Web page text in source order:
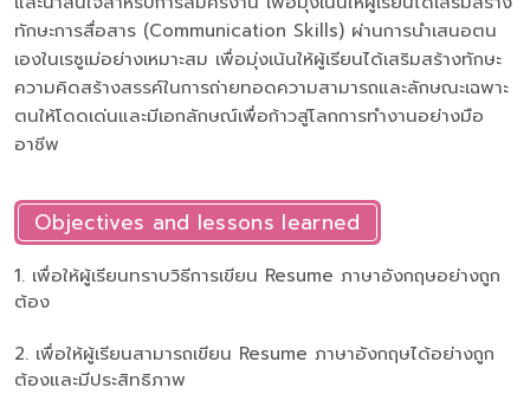
ทักษะการสื่อสาร (Communication Skills) ผ่านการนำเสนอตน
เองในเรซูเม่อย่างเหมาะสม เพื่อมุ่งเน้นให้ผู้เรียนได้เสริมสร้างทักษะ
ความคิดสร้างสรรค์ในการถ่ายทอดความสามารถและลักษณะเฉพาะ
ตนให้โดดเด่นและมีเอกลักษณ์เพื่อก้าวสู่โลกการทำงานอย่างมือ
อาชีพ
Objectives and lessons learned
1. เพื่อให้ผู้เรียนทราบวิธีการเขียน Resume ภาษาอังกฤษอย่างถูก
ต้อง
2. เพื่อให้ผู้เรียนสามารถเขียน Resume ภาษาอังกฤษได้อย่างถูก
ต้องและมีประสิทธิภาพ